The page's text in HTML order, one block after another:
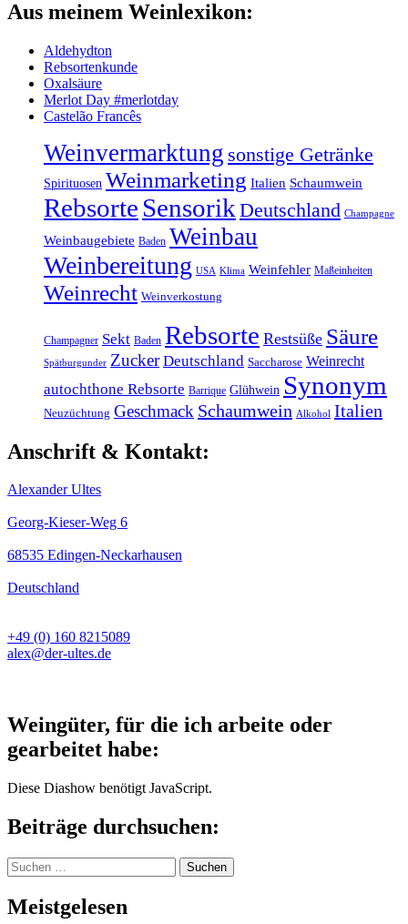
Aus meinem Weinlexikon:
Aldehydton
Rebsortenkunde
Oxalsäure
Merlot Day #merlotday
Castelão Francês
Weinvermarktung sonstige Getränke
Spirituosen Weinmarketing Italien Schaumwein
Rebsorte Sensorik Deutschland Champagne
Weinbaugebiete Baden Weinbau
Weinbereitung USA Klima Weinfehler Maßeinheiten
Weinrecht Weinverkostung
Champagner Sekt Baden Rebsorte Restsüße Säure
Spätburgunder Zucker Deutschland Saccharose Weinrecht
autochthone Rebsorte Barrique Glühwein Synonym
Neuzüchtung Geschmack Schaumwein Alkohol Italien
Anschrift & Kontakt:
Alexander Ultes
Georg-Kieser-Weg 6
68535 Edingen-Neckarhausen
Deutschland
+49 (0) 160 8215089
alex@der-ultes.de
Weingüter, für die ich arbeite oder
gearbeitet habe:
Diese Diashow benötigt JavaScript.
Beiträge durchsuchen:
Suchen
nach:
Meistgelesen